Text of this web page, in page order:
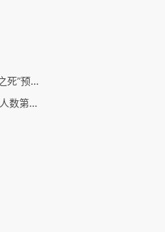
刘芳英国记疫|5月2日 鲍里斯的“斯大林之死”预案？
英国记疫| 5月1日 “是的，英国现在死亡人数第三高，但是到今年底呢？明年呢？”